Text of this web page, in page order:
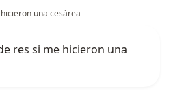
una cesárea
res si me hicieron una